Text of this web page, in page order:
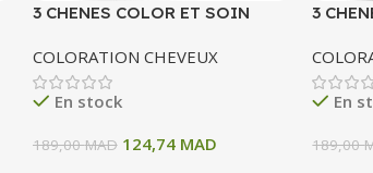
3 CHENES COLOR ET SOIN
N BLOND PATINE 135 ML
COLORATION CHEVEUX
En stock
189,00MAD 124,74 MAD
3
11A
ML
En
189,00